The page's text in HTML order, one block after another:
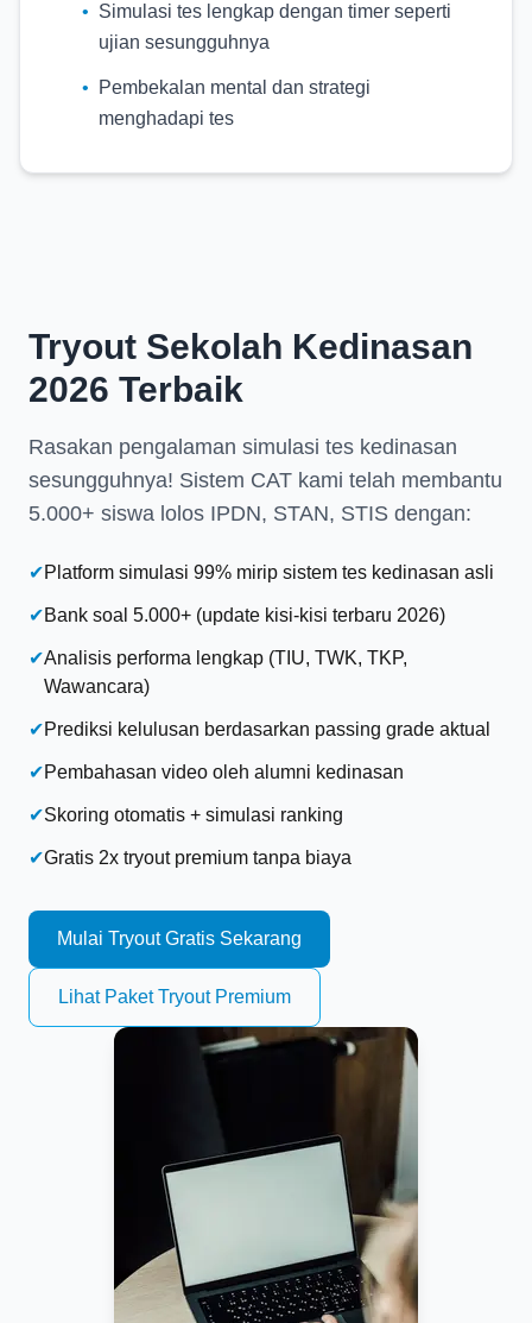
• Simulasi tes lengkap dengan timer seperti
ujian sesungguhnya
•
Pembekalan mental dan strategi
menghadapi tes
Tryout Sekolah Kedinasan
2026 Terbaik
Rasakan pengalaman simulasi tes kedinasan
sesungguhnya! Sistem CAT kami telah membantu
5.000+ siswa lolos IPDN, STAN, STIS dengan:
✔Platform simulasi 99% mirip sistem tes kedinasan asli
✔Bank soal 5.000+ (update kisi-kisi terbaru 2026)
✔Analisis performa lengkap (TIU, TWK, TKP,
Wawancara)
✔Prediksi kelulusan berdasarkan passing grade aktual
✔Pembahasan video oleh alumni kedinasan
✔Skoring otomatis + simulasi ranking
✔Gratis 2x tryout premium tanpa biaya
Mulai Tryout Gratis Sekarang
Lihat Paket Tryout Premium